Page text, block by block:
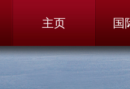
主页 国